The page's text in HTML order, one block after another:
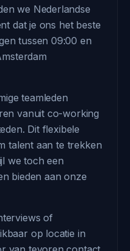
we Nederlandse
dat je ons het beste
tussen 09:00 en
teamleden
vanuit co-working
Dit flexibele
talent aan te trekken
we toch een
bieden aan onze
of
op locatie in